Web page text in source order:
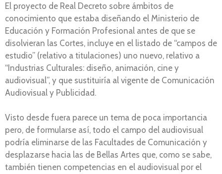
El proyecto de Real Decreto sobre ámbitos de
conocimiento que estaba diseñando el Ministerio de
Educación y Formación Profesional antes de que se
disolvieran las Cortes, incluye en el listado de “campos de
estudio” (relativo a titulaciones) uno nuevo, relativo a
“Industrias Culturales: diseño, animación, cine y
audiovisual”, y que sustituiría al vigente de Comunicación
Audiovisual y Publicidad.
Visto desde fuera parece un tema de poca importancia
pero, de formularse así, todo el campo del audiovisual
podría eliminarse de las Facultades de Comunicación y
desplazarse hacia las de Bellas Artes que, como se sabe,
también tienen competencias en el audiovisual por el